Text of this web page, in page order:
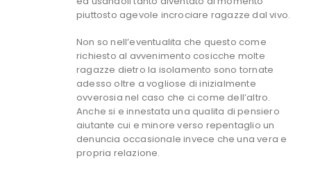
piuttosto agevole incrociare ragazze dal vivo.
Non so nell’eventualita che questo come
richiesto al avvenimento cosicche molte
ragazze dietro la isolamento sono tornate
adesso oltre a vogliose di inizialmente
ovverosia nel caso che ci come dell’altro.
Anche si e innestata una qualita di pensiero
aiutante cui e minore verso repentaglio un
denuncia occasionale invece che una vera e
propria relazione.